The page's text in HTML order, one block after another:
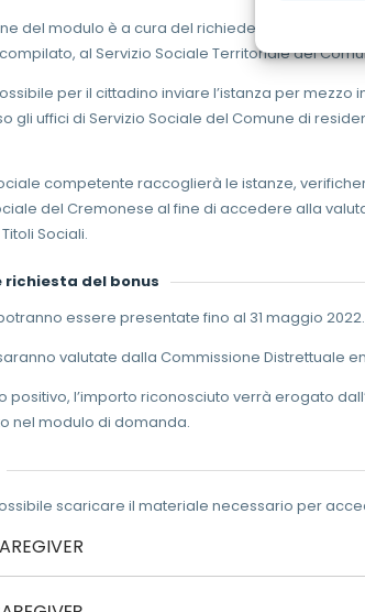
del modulo è a cura del richiedente che
al Servizio Sociale Territoriale del
per il cittadino inviare l’istanza per
gli uffici di Servizio Sociale del Comune di
competente raccoglierà le istanze,
del Cremonese al fine di accedere alla
Sociali.
richiesta del bonus
essere presentate fino al 31 maggio 2022.
valutate dalla Commissione Distrettuale
positivo, l’importo riconosciuto verrà erogato
nel modulo di domanda.
scaricare il materiale necessario per